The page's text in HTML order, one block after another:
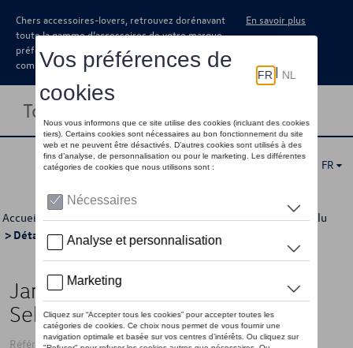
Chers accessoires-lovers, retrouvez dorénavant
toute la gamme d’accessoires de votre marque
préférée sous forme de catalogue à
commander auprès de votre concessionaire.
En savoir plus
Toggle navigation
FR
Accueil >Catalogue Volkswagen >Jantes et roues >Jantes alu
> Détail
Jante en alliage, 8J x 18 ET40,
Sebring, gris métallisé
Référence: 3G8071498 Z49